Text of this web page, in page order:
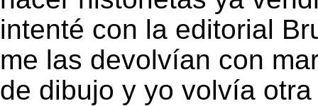
intenté con la editorial
me las devolvían con
de dibujo y yo volvía